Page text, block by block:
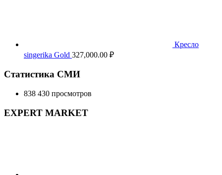
Кресло
singerika Gold 327,000.00 ₽
Статистика СМИ
838 430 просмотров
EXPERT MARKET